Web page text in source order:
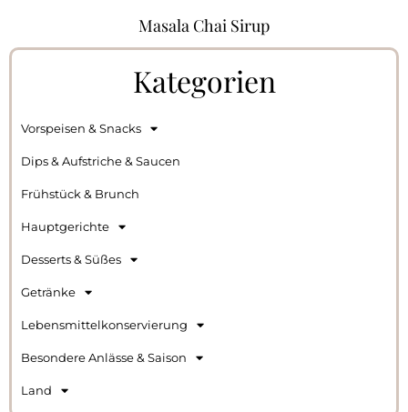
Masala Chai Sirup
Kategorien
Vorspeisen & Snacks
Dips & Aufstriche & Saucen
Frühstück & Brunch
Hauptgerichte
Desserts & Süßes
Getränke
Lebensmittelkonservierung
Besondere Anlässe & Saison
Land